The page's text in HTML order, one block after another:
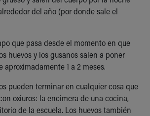
Safety
del año (por donde sale el
que pasa desde el momento en que
huevos y los gusanos salen a poner
aproximadamente 1 a 2 meses.
pueden terminar en cualquier cosa que
oxiuros: la encimera de una cocina,
de la escuela. Los huevos también